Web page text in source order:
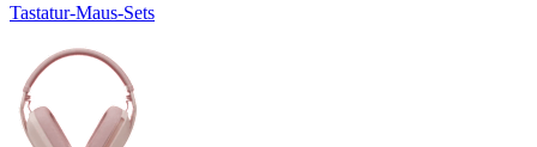
Tastatur-Maus-Sets